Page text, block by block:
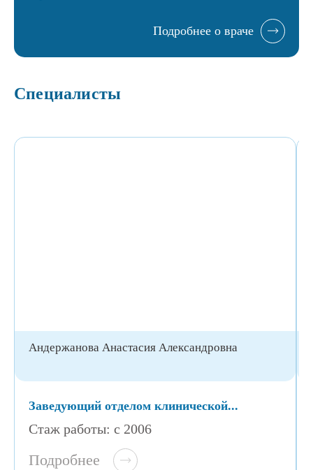
Подробнее о враче
Специалисты
Андержанова Анастасия Александровна
Заведующий отделом клинической...
Стаж работы: с 2006
Подробнее